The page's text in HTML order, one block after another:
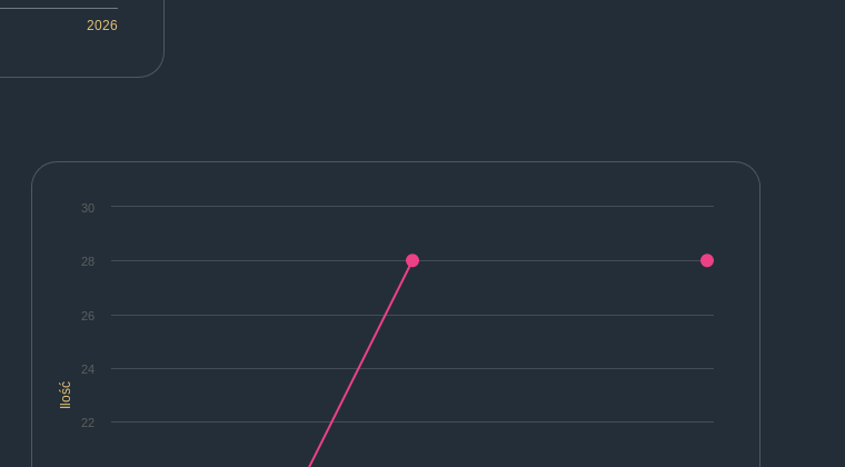
2026
Ilość
22
24
26
28
30